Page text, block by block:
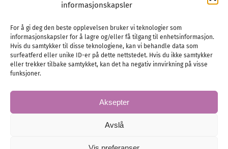
informasjonskapsler
For å gi deg den beste opplevelsen bruker vi teknologier som
informasjonskapsler for å lagre og/eller få tilgang til enhetsinformasjon.
Hvis du samtykker til disse teknologiene, kan vi behandle data som
surfeatferd eller unike ID-er på dette nettstedet. Hvis du ikke samtykker
eller trekker tilbake samtykket, kan det ha negativ innvirkning på visse
funksjoner.
Aksepter
Avslå
Tlf :23 00 80 90
E-post :info@ nordicbridalmedia.com